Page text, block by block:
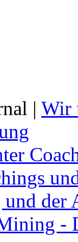
| Wir
-